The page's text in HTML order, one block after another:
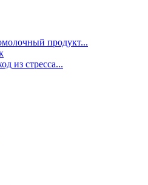
продукт...
из стресса...